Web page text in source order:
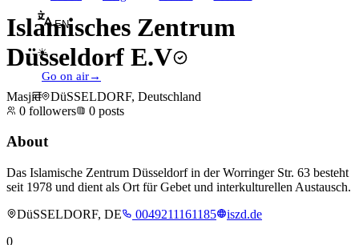
EN
☀
Go on air→
Islamisches Zentrum
Düsseldorf E.V
Masjid
DüSSELDORF, Deutschland
0 followers 0 posts
About
Das Islamische Zentrum Düsseldorf in der Worringer Str. 63 besteht
seit 1978 und dient als Ort für Gebet und interkulturellen Austausch.
DüSSELDORF, DE
0049211161185
iszd.de
0